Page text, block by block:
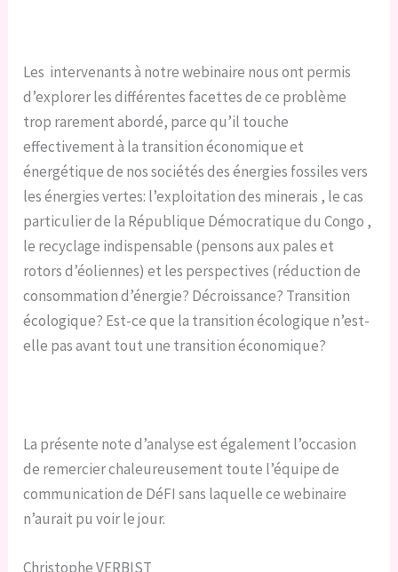
Les intervenants à notre webinaire nous ont permis
d’explorer les différentes facettes de ce problème
trop rarement abordé, parce qu’il touche
effectivement à la transition économique et
énergétique de nos sociétés des énergies fossiles vers
les énergies vertes: l’exploitation des minerais , le cas
particulier de la République Démocratique du Congo ,
le recyclage indispensable (pensons aux pales et
rotors d’éoliennes) et les perspectives (réduction de
consommation d’énergie? Décroissance? Transition
écologique? Est-ce que la transition écologique n’est-
elle pas avant tout une transition économique?
La présente note d’analyse est également l’occasion
de remercier chaleureusement toute l’équipe de
communication de DéFI sans laquelle ce webinaire
n’aurait pu voir le jour.
Christophe VERBIST